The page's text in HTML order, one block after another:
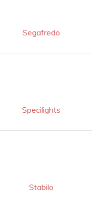
Segafredo
Specilights
Stabilo